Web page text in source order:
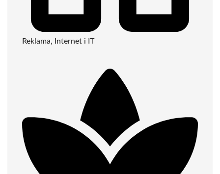
Reklama, Internet i IT